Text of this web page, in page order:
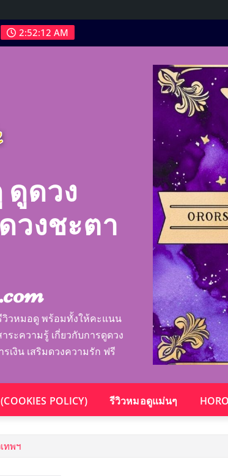
2:52:13 AM
ดูดวง
วงชะตา
วหมอดู พร้อมทั้งให้คะแนน
ระความรู้ เกี่ยวกับการดูดวง
เงิน เสริมดวงความรัก ฟรี
POLICY) รีวิวหมอดูแม่นๆ
ทพฯ